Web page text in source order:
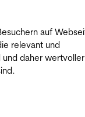
auf
relevant und
und daher